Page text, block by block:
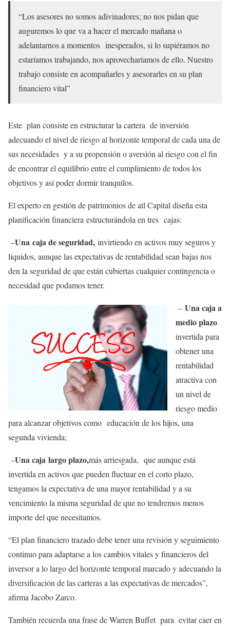
“Los asesores no somos adivinadores; no nos pidan que
auguremos lo que va a hacer el mercado mañana o
adelantarnos a momentos inesperados, si lo supiéramos no
estaríamos trabajando, nos aprovecharíamos de ello. Nuestro
trabajo consiste en acompañarles y asesorarles en su plan
financiero vital”
Este plan consiste en estructurar la cartera de inversión
adecuando el nivel de riesgo al horizonte temporal de cada una de
sus necesidades y a su propensión o aversión al riesgo con el fin
de encontrar el equilibrio entre el cumplimiento de todos los
objetivos y así poder dormir tranquilos.
El experto en gestión de patrimonios de atl Capital diseña esta
planificación financiera estructurándola en tres cajas:
–Una caja de seguridad, invirtiendo en activos muy seguros y
líquidos, aunque las expectativas de rentabilidad sean bajas nos
den la seguridad de que están cubiertas cualquier contingencia o
necesidad que podamos tener.
– Una caja a
medio plazo
invertida para
obtener una
rentabilidad
atractiva con
un nivel de
riesgo medio
para alcanzar objetivos como educación de los hijos, una
segunda vivienda;
–Una caja largo plazo,más arriesgada, que aunque está
invertida en activos que pueden fluctuar en el corto plazo,
tengamos la expectativa de una mayor rentabilidad y a su
vencimiento la misma seguridad de que no tendremos menos
importe del que necesitamos.
“El plan financiero trazado debe tener una revisión y seguimiento
continuo para adaptarse a los cambios vitales y financieros del
inversor a lo largo del horizonte temporal marcado y adecuando la
diversificación de las carteras a las expectativas de mercados”,
afirma Jacobo Zarco.
También recuerda una frase de Warren Buffet para evitar caer en